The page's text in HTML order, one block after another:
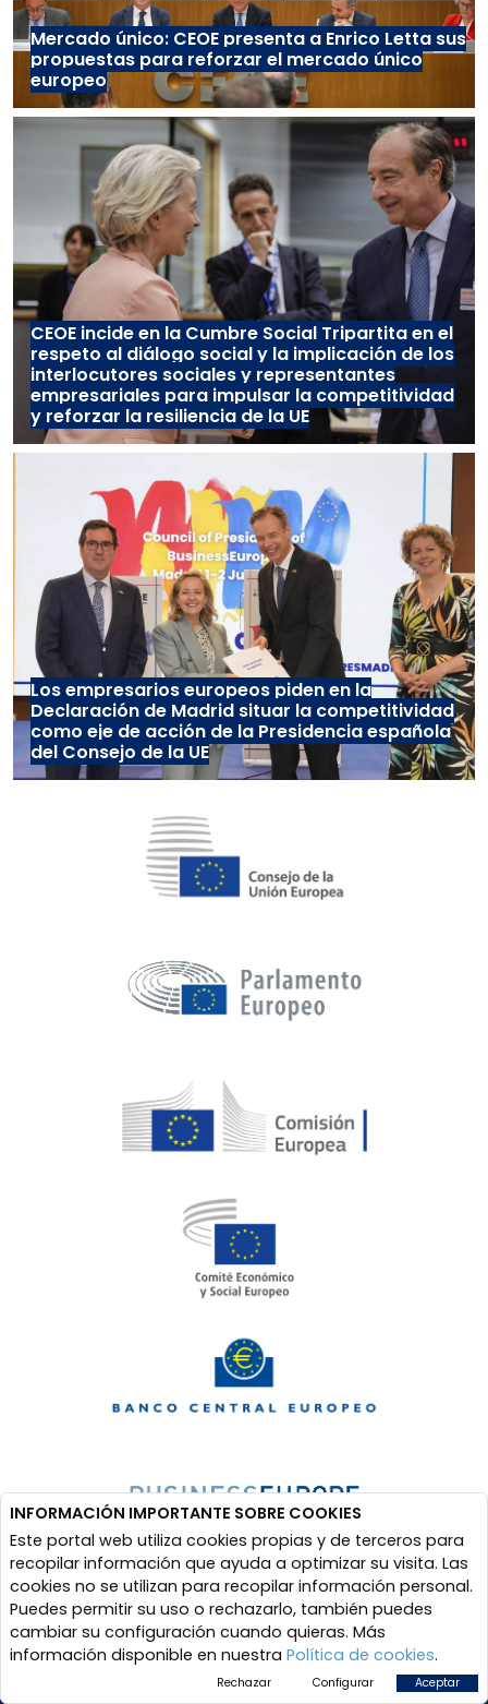
Mercado único: CEOE presenta a Enrico Letta sus
propuestas para reforzar el mercado único
europeo
CEOE incide en la Cumbre Social Tripartita en el
respeto al diálogo social y la implicación de los
interlocutores sociales y representantes
empresariales para impulsar la competitividad
y reforzar la resiliencia de la UE
Los empresarios europeos piden en la
Declaración de Madrid situar la competitividad
como eje de acción de la Presidencia española
del Consejo de la UE
INFORMACIÓN IMPORTANTE SOBRE COOKIES
Este portal web utiliza cookies propias y de terceros para
recopilar información que ayuda a optimizar su visita. Las
cookies no se utilizan para recopilar información personal.
Puedes permitir su uso o rechazarlo, también puedes
cambiar su configuración cuando quieras. Más
información disponible en nuestra Política de cookies.
Rechazar Configurar Aceptar